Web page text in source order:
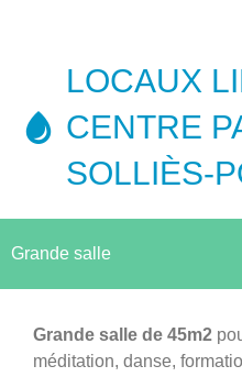
LOCAUX
CENTRE
SOLLIÈS-
Grande salle
Grande salle de 45m2
méditation, danse,